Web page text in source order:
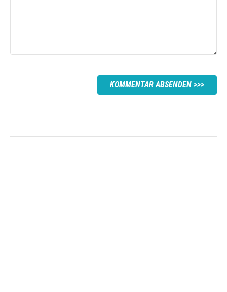
KOMMENTAR ABSENDEN